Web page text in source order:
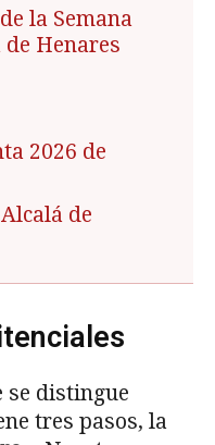
la Semana
de Henares
2026 de
de
se distingue
tres pasos, la